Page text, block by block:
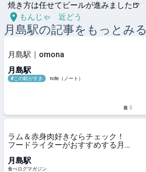
もんじゃ 近どう
月島駅の記事をもっとみる
月島駅｜omona
月島駅
#この駅がすき note（ノート）
5
ラム＆赤身肉好きならチェック！
フードライターがおすすめする月島
グマガジン
月島駅
食べログマガジン